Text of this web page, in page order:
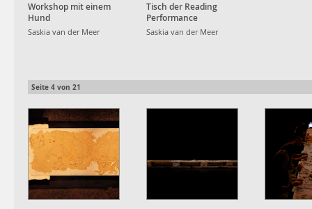
Workshop mit einem
Hund
Saskia van der Meer
Tisch der Reading
Performance
Saskia van der Meer
Seite 4 von 21